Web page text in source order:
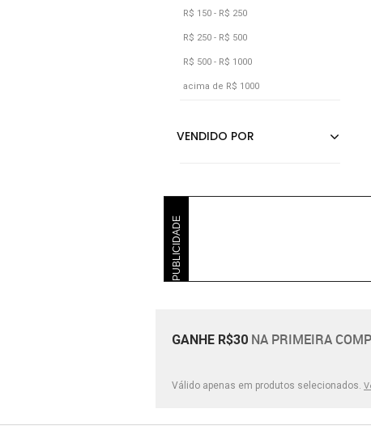
R$ 150 - R$ 250
R$ 250 - R$ 500
R$ 500 - R$ 1000
acima de R$ 1000
PUBLICIDADE
GANHE R$30 NA PRIMEIRA
Válido apenas em produtos selecionados.